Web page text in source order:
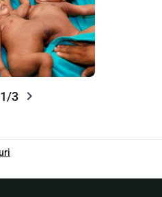
1/3 chevron_right